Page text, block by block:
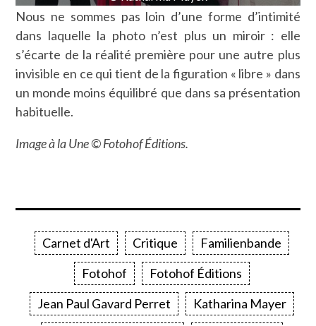
Nous ne sommes pas loin d’une forme d’intimité
dans laquelle la photo n’est plus un miroir : elle
s’écarte de la réalité première pour une autre plus
invisible en ce qui tient de la figuration « libre » dans
un monde moins équilibré que dans sa présentation
habituelle.
Image à la Une ©FotohofÉditions.
Carnet d'Art Critique
Familienbande
Fotohof
Fotohof Éditions
Jean Paul Gavard Perret
Katharina Mayer